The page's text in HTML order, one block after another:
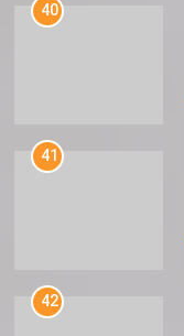
40
41
42